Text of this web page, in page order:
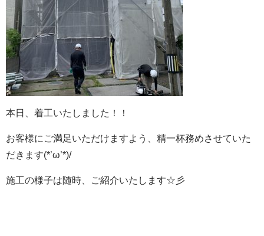
本日、着工いたしました！！
お客様にご満足いただけますよう、精一杯務めさせていた
だきます(*’ω’*)/
施工の様子は随時、ご紹介いたします☆彡